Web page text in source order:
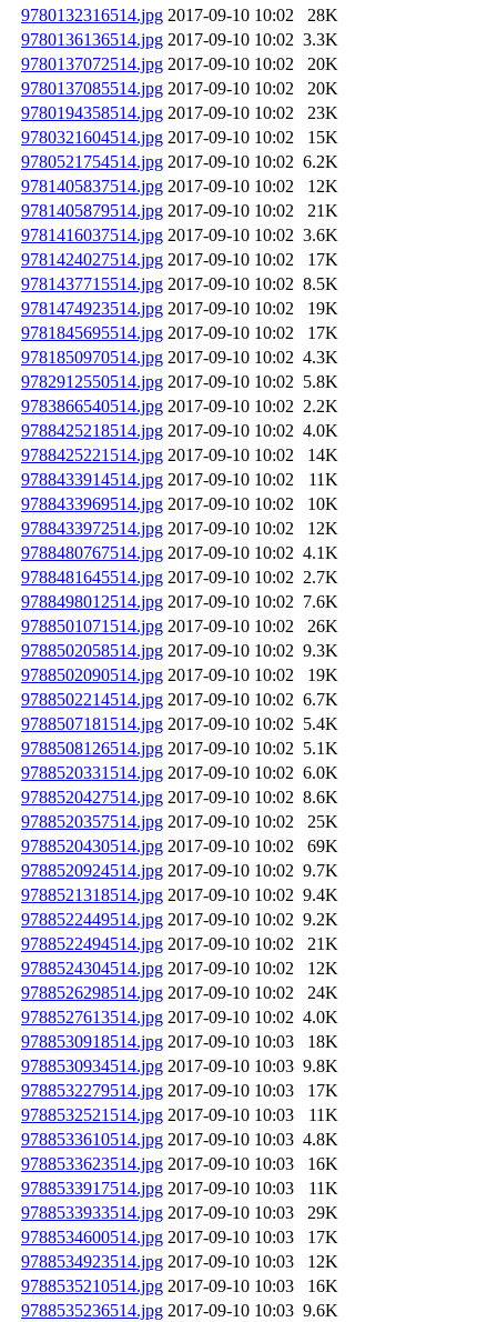
9780132316514.jpg 2017-09-10 10:02
28K
9780136136514.jpg 2017-09-10 10:02 3.3K
9780137072514.jpg 2017-09-10 10:02
20K
9780137085514.jpg 2017-09-10 10:02
20K
9780194358514.jpg 2017-09-10 10:02
23K
9780321604514.jpg 2017-09-10 10:02
15K
9780521754514.jpg 2017-09-10 10:02 6.2K
9781405837514.jpg 2017-09-10 10:02
12K
9781405879514.jpg 2017-09-10 10:02
21K
9781416037514.jpg 2017-09-10 10:02 3.6K
9781424027514.jpg 2017-09-10 10:02
17K
9781437715514.jpg 2017-09-10 10:02 8.5K
9781474923514.jpg 2017-09-10 10:02
19K
9781845695514.jpg 2017-09-10 10:02
17K
9781850970514.jpg 2017-09-10 10:02 4.3K
9782912550514.jpg 2017-09-10 10:02 5.8K
9783866540514.jpg 2017-09-10 10:02 2.2K
9788425218514.jpg 2017-09-10 10:02 4.0K
9788425221514.jpg 2017-09-10 10:02
14K
9788433914514.jpg 2017-09-10 10:02
11K
9788433969514.jpg 2017-09-10 10:02
10K
9788433972514.jpg 2017-09-10 10:02
12K
9788480767514.jpg 2017-09-10 10:02 4.1K
9788481645514.jpg 2017-09-10 10:02 2.7K
9788498012514.jpg 2017-09-10 10:02 7.6K
9788501071514.jpg 2017-09-10 10:02
26K
9788502058514.jpg 2017-09-10 10:02 9.3K
9788502090514.jpg 2017-09-10 10:02
19K
9788502214514.jpg 2017-09-10 10:02 6.7K
9788507181514.jpg 2017-09-10 10:02 5.4K
9788508126514.jpg 2017-09-10 10:02 5.1K
9788520331514.jpg 2017-09-10 10:02 6.0K
9788520427514.jpg 2017-09-10 10:02 8.6K
9788520357514.jpg 2017-09-10 10:02
25K
9788520430514.jpg 2017-09-10 10:02
69K
9788520924514.jpg 2017-09-10 10:02 9.7K
9788521318514.jpg 2017-09-10 10:02 9.4K
9788522449514.jpg 2017-09-10 10:02 9.2K
9788522494514.jpg 2017-09-10 10:02
21K
9788524304514.jpg 2017-09-10 10:02
12K
9788526298514.jpg 2017-09-10 10:02
24K
9788527613514.jpg 2017-09-10 10:02 4.0K
9788530918514.jpg 2017-09-10 10:03
18K
9788530934514.jpg 2017-09-10 10:03 9.8K
9788532279514.jpg 2017-09-10 10:03
17K
9788532521514.jpg 2017-09-10 10:03
11K
9788533610514.jpg 2017-09-10 10:03 4.8K
9788533623514.jpg 2017-09-10 10:03
16K
9788533917514.jpg 2017-09-10 10:03
11K
9788533933514.jpg 2017-09-10 10:03
29K
9788534600514.jpg 2017-09-10 10:03
17K
9788534923514.jpg 2017-09-10 10:03
12K
9788535210514.jpg 2017-09-10 10:03
16K
9788535236514.jpg 2017-09-10 10:03 9.6K